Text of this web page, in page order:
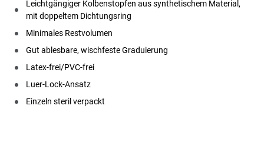
Leichtgängiger Kolbenstopfen aus synthetischem Material,
mit doppeltem Dichtungsring
Minimales Restvolumen
Gut ablesbare, wischfeste Graduierung
Latex-frei/PVC-frei
Luer-Lock-Ansatz
Einzeln steril verpackt